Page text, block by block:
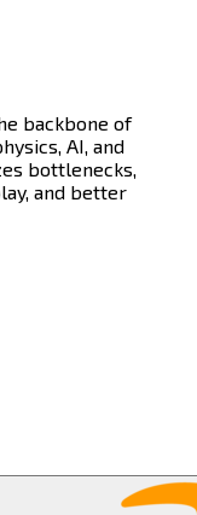
backbone of
AI, and
bottlenecks,
and better